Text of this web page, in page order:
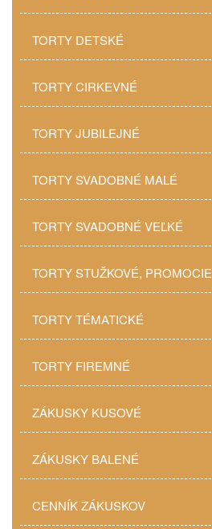
TORTY DETSKÉ
TORTY CIRKEVNÉ
TORTY JUBILEJNÉ
TORTY SVADOBNÉ MALÉ
TORTY SVADOBNÉ VEĽKÉ
TORTY STUŽKOVÉ, PROMOCIE
TORTY TÉMATICKÉ
TORTY FIREMNÉ
ZÁKUSKY KUSOVÉ
ZÁKUSKY BALENÉ
CENNÍK ZÁKUSKOV